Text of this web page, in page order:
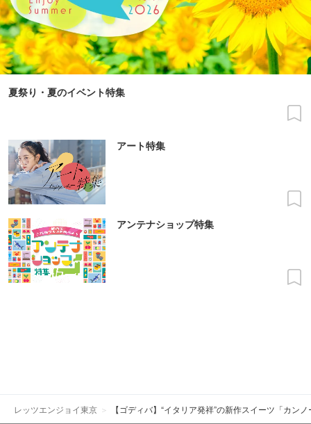
夏祭り・夏のイベント特集
アート特集
アンテナショップ特集
レッツエンジョイ東京 【ゴディバ】“イタリア発祥”の新作スイーツ「カン